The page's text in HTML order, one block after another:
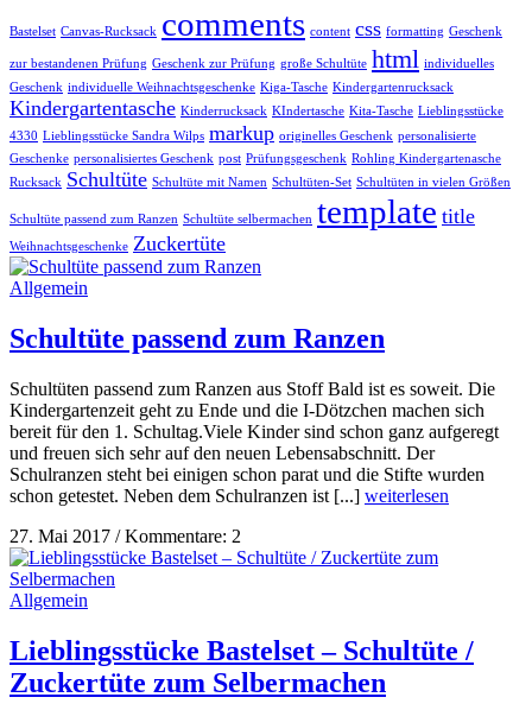
Bastelset Canvas-Rucksack comments content css formatting Geschenk
zur bestandenen Prüfung Geschenk zur Prüfung große Schultüte html individuelles
Geschenk individuelle Weihnachtsgeschenke Kiga-Tasche Kindergartenrucksack
Kindergartentasche Kinderrucksack KIndertasche Kita-Tasche Lieblingsstücke
4330 Lieblingsstücke Sandra Wilps markup originelles Geschenk personalisierte
Geschenke personalisiertes Geschenk post Prüfungsgeschenk Rohling Kindergartenasche
Rucksack Schultüte Schultüte mit Namen Schultüten-Set Schultüten in vielen Größen
Schultüte passend zum Ranzen Schultüte selbermachen template title
Weihnachtsgeschenke Zuckertüte
Allgemein
Schultüte passend zum Ranzen
Schultüten passend zum Ranzen aus Stoff Bald ist es soweit. Die
Kindergartenzeit geht zu Ende und die I-Dötzchen machen sich
bereit für den 1. Schultag.Viele Kinder sind schon ganz aufgeregt
und freuen sich sehr auf den neuen Lebensabschnitt. Der
Schulranzen steht bei einigen schon parat und die Stifte wurden
schon getestet. Neben dem Schulranzen ist [...] weiterlesen
27. Mai 2017 /Kommentare: 2
Allgemein
Lieblingsstücke Bastelset – Schultüte /
Zuckertüte zum Selbermachen